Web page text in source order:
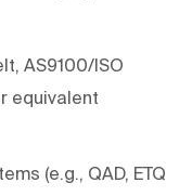
AS9100/ISO
equivalent
(e.g., QAD, ETQ